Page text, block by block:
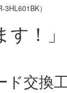
す！
ド交換